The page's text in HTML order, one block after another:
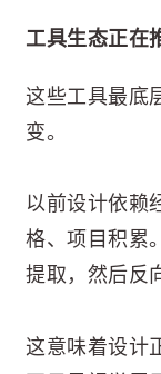
工具生态正在
这些工具最底
变。
以前设计依赖
格、项目积累
提取，然后反
这意味着设计